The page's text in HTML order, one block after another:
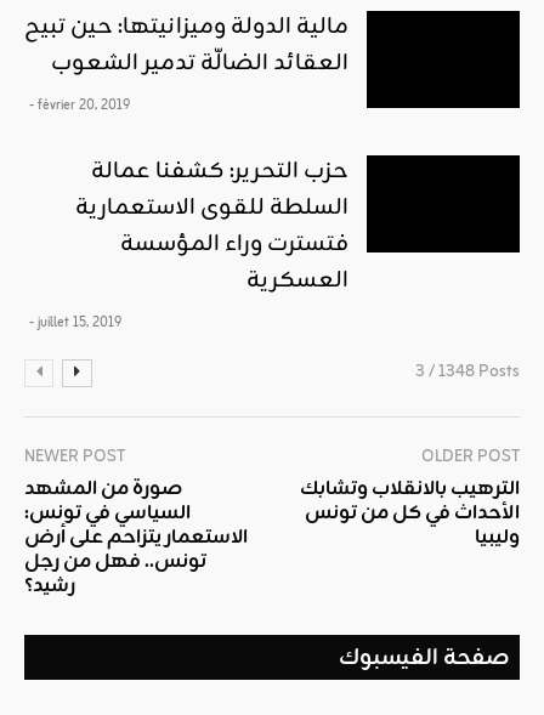
مالية الدولة وميزانيتها: حين تبيح
العقائد الضالّة تدمير الشعوب
- février 20, 2019
حزب التحرير: كشفنا عمالة
السلطة للقوى الاستعمارية
فتسترت وراء المؤسسة
العسكرية
- juillet 15, 2019
3 / 1348 Posts
NEWER POST
صورة من المشهد
السياسي في تونس:
الاستعمار يتزاحم على أرض
تونس.. فهل من رجل
رشيد؟
OLDER POST
الترهيب بالانقلاب وتشابك
الأحداث في كل من تونس
وليبيا
صفحة الفيسبوك